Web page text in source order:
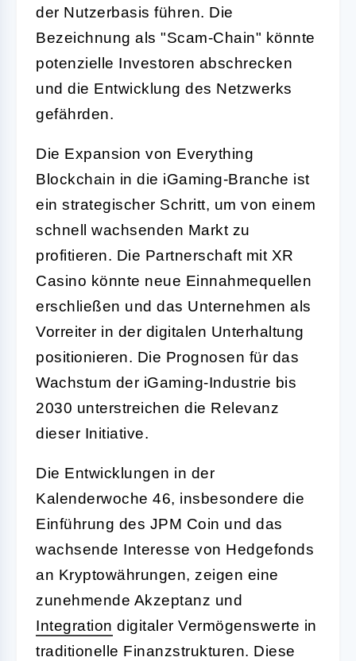
der Nutzerbasis führen. Die
Bezeichnung als "Scam-Chain" könnte
potenzielle Investoren abschrecken
und die Entwicklung des Netzwerks
gefährden.
Die Expansion von Everything
Blockchain in die iGaming-Branche ist
ein strategischer Schritt, um von einem
schnell wachsenden Markt zu
profitieren. Die Partnerschaft mit XR
Casino könnte neue Einnahmequellen
erschließen und das Unternehmen als
Vorreiter in der digitalen Unterhaltung
positionieren. Die Prognosen für das
Wachstum der iGaming-Industrie bis
2030 unterstreichen die Relevanz
dieser Initiative.
Die Entwicklungen in der
Kalenderwoche 46, insbesondere die
Einführung des JPM Coin und das
wachsende Interesse von Hedgefonds
an Kryptowährungen, zeigen eine
zunehmende Akzeptanz und
Integration digitaler Vermögenswerte in
traditionelle Finanzstrukturen. Diese